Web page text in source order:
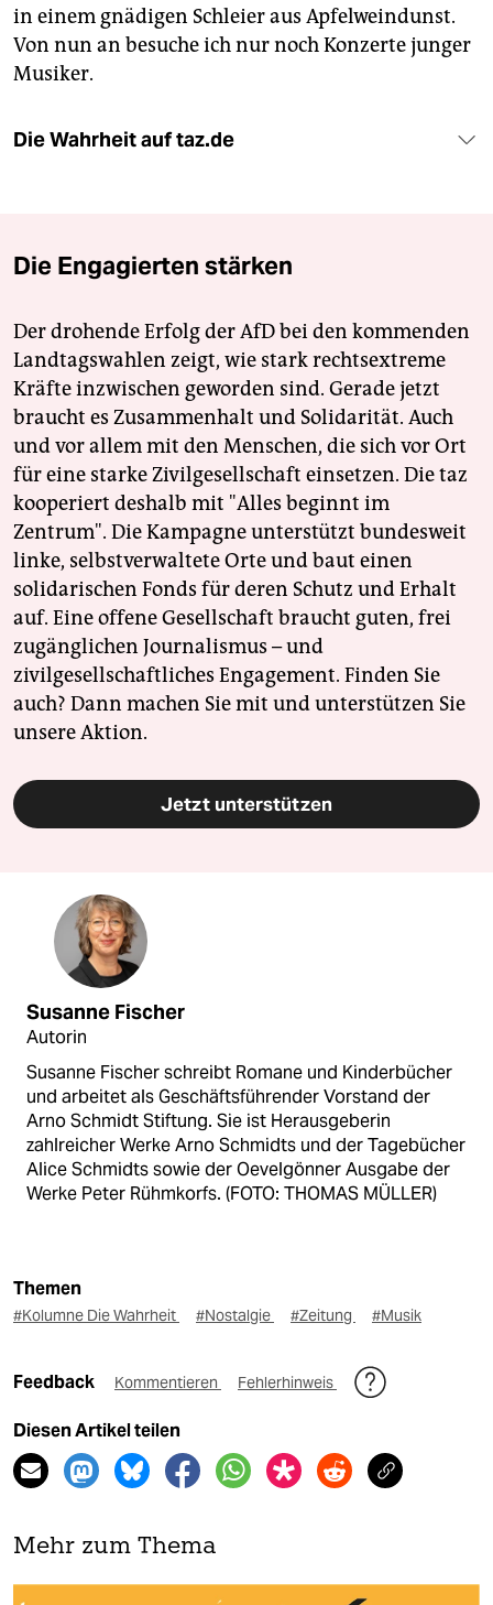
in einem gnädigen Schleier aus Apfelweindunst.
Von nun an besuche ich nur noch Konzerte junger
Musiker.
Die Wahrheit auf taz.de
Die Engagierten stärken
Der drohende Erfolg der AfD bei den kommenden
Landtagswahlen zeigt, wie stark rechtsextreme
Kräfte inzwischen geworden sind. Gerade jetzt
braucht es Zusammenhalt und Solidarität. Auch
und vor allem mit den Menschen, die sich vor Ort
für eine starke Zivilgesellschaft einsetzen. Die taz
kooperiert deshalb mit "Alles beginnt im
Zentrum". Die Kampagne unterstützt bundesweit
linke, selbstverwaltete Orte und baut einen
solidarischen Fonds für deren Schutz und Erhalt
auf. Eine offene Gesellschaft braucht guten, frei
zugänglichen Journalismus – und
zivilgesellschaftliches Engagement. Finden Sie
auch? Dann machen Sie mit und unterstützen Sie
unsere Aktion.
Jetzt unterstützen
Susanne Fischer
Autorin
Susanne Fischer schreibt Romane und Kinderbücher
und arbeitet als Geschäftsführender Vorstand der
Arno Schmidt Stiftung. Sie ist Herausgeberin
zahlreicher Werke Arno Schmidts und der Tagebücher
Alice Schmidts sowie der Oevelgönner Ausgabe der
Werke Peter Rühmkorfs. (FOTO: THOMAS MÜLLER)
Themen
#Kolumne Die Wahrheit #Nostalgie #Zeitung #Musik
Feedback Kommentieren Fehlerhinweis
Diesen Artikel teilen
Mehr zum Thema